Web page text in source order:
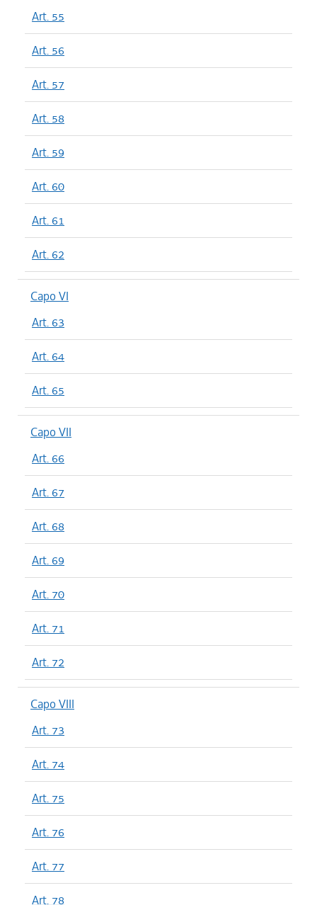
Art. 55
Art. 56
Art. 57
Art. 58
Art. 59
Art. 60
Art. 61
Art. 62
Capo VI
Art. 63
Art. 64
Art. 65
Capo VII
Art. 66
Art. 67
Art. 68
Art. 69
Art. 70
Art. 71
Art. 72
Capo VIII
Art. 73
Art. 74
Art. 75
Art. 76
Art. 77
Art. 78